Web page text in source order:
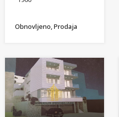
Obnovljeno, Prodaja